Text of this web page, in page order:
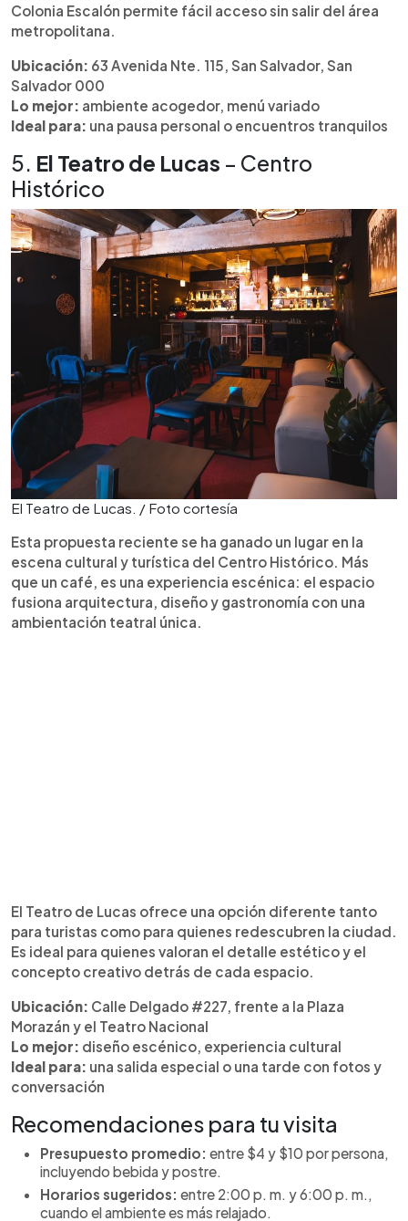
Colonia Escalón permite fácil acceso sin salir del área
metropolitana.
Ubicación: 63 Avenida Nte. 115, San Salvador, San
Salvador 000
Lo mejor: ambiente acogedor, menú variado
Ideal para: una pausa personal o encuentros tranquilos
5. El Teatro de Lucas – Centro
Histórico
El Teatro de Lucas. / Foto cortesía
Esta propuesta reciente se ha ganado un lugar en la
escena cultural y turística del Centro Histórico. Más
que un café, es una experiencia escénica: el espacio
fusiona arquitectura, diseño y gastronomía con una
ambientación teatral única.
El Teatro de Lucas ofrece una opción diferente tanto
para turistas como para quienes redescubren la ciudad.
Es ideal para quienes valoran el detalle estético y el
concepto creativo detrás de cada espacio.
Ubicación: Calle Delgado #227, frente a la Plaza
Morazán y el Teatro Nacional
Lo mejor: diseño escénico, experiencia cultural
Ideal para: una salida especial o una tarde con fotos y
conversación
Recomendaciones para tu visita
Presupuesto promedio: entre $4 y $10 por persona,
incluyendo bebida y postre.
Horarios sugeridos: entre 2:00 p. m. y 6:00 p. m.,
cuando el ambiente es más relajado.